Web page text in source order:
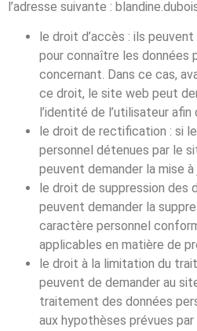
l’adresse suivante :
le droit d’accès : ils
pour connaître les données
concernant. Dans ce cas,
ce droit, le site web peut
l’identité de l’utilisateur afin
le droit de rectification : si
personnel détenues par le
peuvent demander la mise
le droit de suppression des
peuvent demander la
caractère personnel
applicables en matière de
le droit à la limitation du
peuvent de demander au
traitement des données
aux hypothèses prévues par